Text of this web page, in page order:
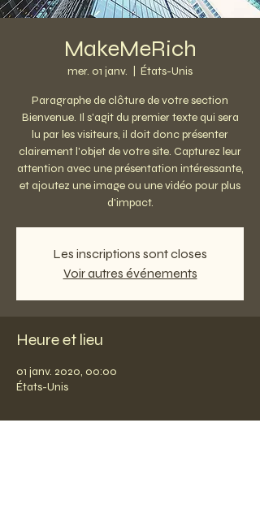
MakeMeRich
mer. 01 janv. États-Unis
Paragraphe de clôture de votre section
Bienvenue. Il s'agit du premier texte qui sera
lu par les visiteurs, il doit donc présenter
clairement l'objet de votre site. Capturez leur
attention avec une présentation intéressante,
et ajoutez une image ou une vidéo pour plus
d'impact.
Les inscriptions sont closes
Voir autres événements
Heure et lieu
01 janv. 2020, 00:00
États-Unis